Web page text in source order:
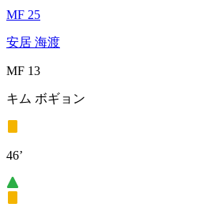
MF 25
安居 海渡
MF 13
キム ボギョン
46’